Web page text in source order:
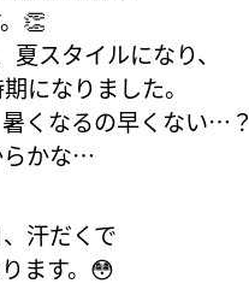
👏
夏スタイルになり、
になりました。
くなるの早くない…？
らかな…
汗だくで
ます。😳